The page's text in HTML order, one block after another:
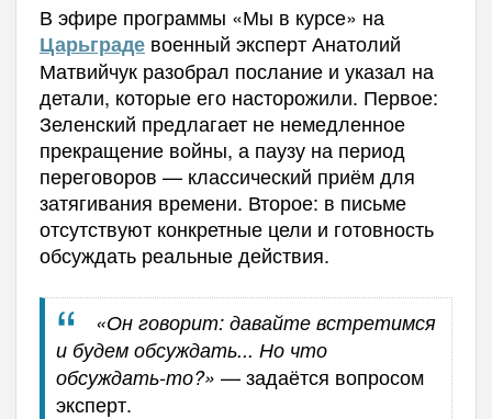
В эфире программы «Мы в курсе» на
Царьградевоенный эксперт Анатолий
Матвийчук разобрал послание и указал на
детали, которые его насторожили. Первое:
Зеленский предлагает не немедленное
прекращение войны, а паузу на период
переговоров — классический приём для
затягивания времени. Второе: в письме
отсутствуют конкретные цели и готовность
обсуждать реальные действия.
«Он говорит: давайте встретимся
и будем обсуждать... Но что
обсуждать-то?» — задаётся вопросом
эксперт.